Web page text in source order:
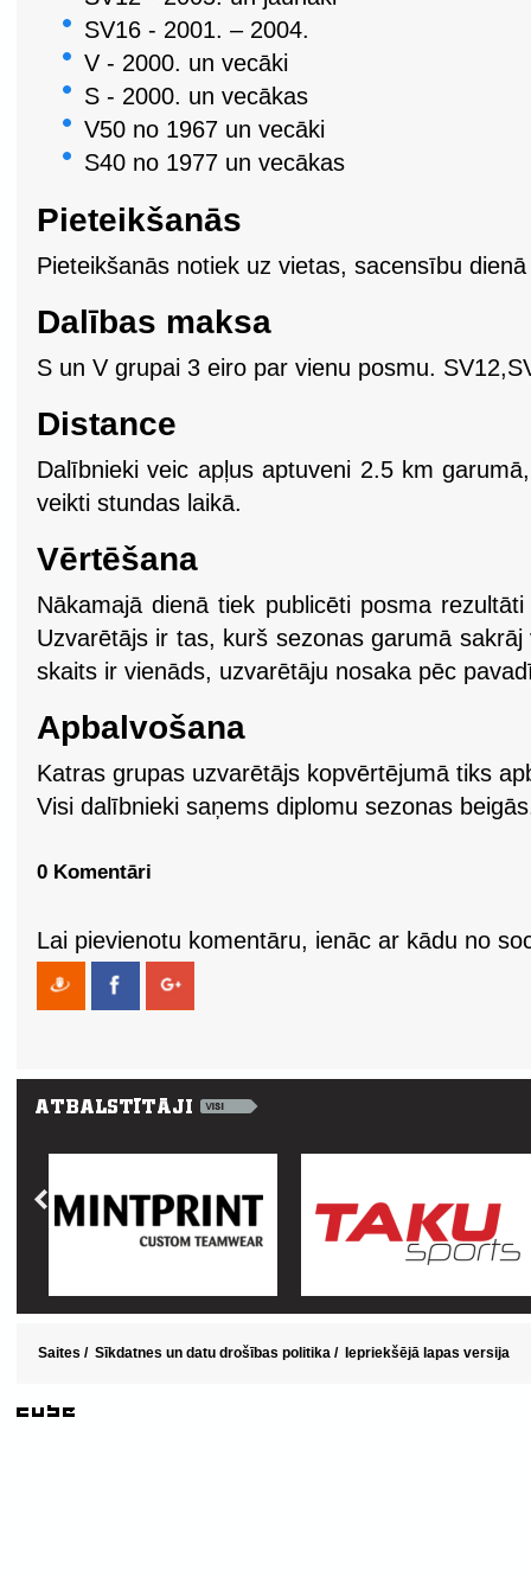
SV16 - 2001. – 2004.
V - 2000. un vecāki
S - 2000. un vecākas
V50 no 1967 un vecāki
S40 no 1977 un vecākas
Pieteikšanās
Pieteikšanās notiek uz vietas, sacensību
Dalības maksa
S un V grupai 3 eiro par vienu posmu.
Distance
Dalībnieki veic apļus aptuveni 2.5 km
veikti stundas laikā.
Vērtēšana
Nākamajā dienā tiek publicēti posma
Uzvarētājs ir tas, kurš sezonas garumā
skaits ir vienāds, uzvarētāju nosaka pēc
Apbalvošana
Katras grupas uzvarētājs kopvērtējumā tiks
Visi dalībnieki saņems diplomu sezonas
0 Komentāri
Lai pievienotu komentāru, ienāc ar kādu no
Saites / Sīkdatnes un datu drošības politika / Iepriekšējā lapas versija